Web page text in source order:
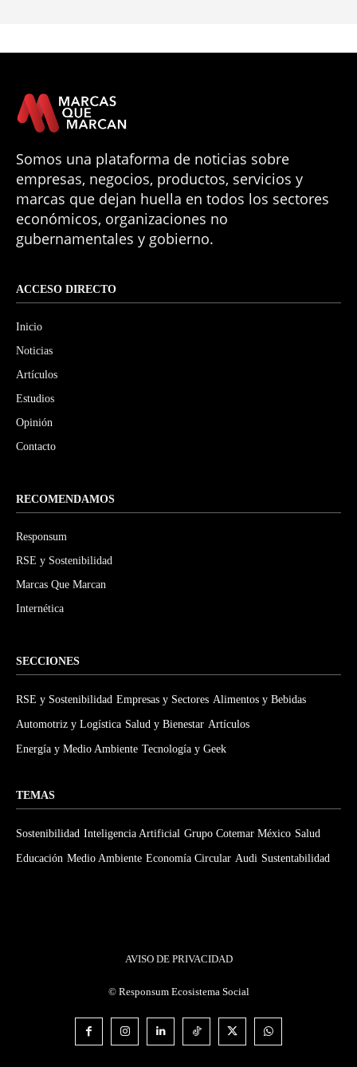
Somos una plataforma de noticias sobre
empresas, negocios, productos, servicios y
marcas que dejan huella en todos los sectores
económicos, organizaciones no
gubernamentales y gobierno.
ACCESO DIRECTO
Inicio
Noticias
Artículos
Estudios
Opinión
Contacto
RECOMENDAMOS
Responsum
RSE y Sostenibilidad
Marcas Que Marcan
Internética
SECCIONES
RSE y Sostenibilidad Empresas y Sectores Alimentos y Bebidas
Automotriz y Logística Salud y Bienestar Artículos
Energía y Medio Ambiente Tecnología y Geek
TEMAS
Sostenibilidad Inteligencia Artificial Grupo Cotemar México Salud
Educación Medio Ambiente Economía Circular Audi Sustentabilidad
AVISO DE PRIVACIDAD
© Responsum Ecosistema Social